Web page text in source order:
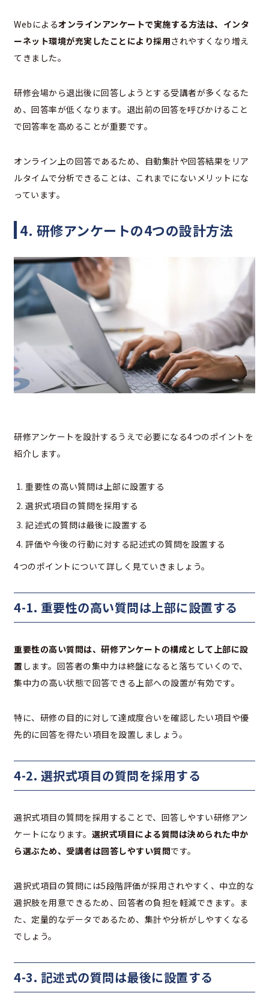
Webによるオンラインアンケートで実施する方法は、インタ
ーネット環境が充実したことにより採用されやすくなり増え
てきました。
研修会場から退出後に回答しようとする受講者が多くなるた
め、回答率が低くなります。退出前の回答を呼びかけること
で回答率を高めることが重要です。
オンライン上の回答であるため、自動集計や回答結果をリア
ルタイムで分析できることは、これまでにないメリットにな
っています。
4. 研修アンケートの4つの設計方法
研修アンケートを設計するうえで必要になる4つのポイントを
紹介します。
重要性の高い質問は上部に設置する
選択式項目の質問を採用する
記述式の質問は最後に設置する
評価や今後の行動に対する記述式の質問を設置する
4つのポイントについて詳しく見ていきましょう。
4-1. 重要性の高い質問は上部に設置する
重要性の高い質問は、研修アンケートの構成として上部に設
置 します。回答者の集中力は終盤になると落ちていくので、
集中力の高い状態で回答できる上部への設置が有効です。
特に、研修の目的に対して達成度合いを確認したい項目や優
先的に回答を得たい項目を設置しましょう。
4-2. 選択式項目の質問を採用する
選択式項目の質問を採用することで、回答しやすい研修アン
ケートになります。 選択式項目による質問は決められた中か
ら選ぶため、受講者は回答しやすい質問です。
選択式項目の質問には5段階評価が採用されやすく、中立的な
選択肢を用意できるため、回答者の負担を軽減できます。ま
た、定量的なデータであるため、集計や分析がしやすくなる
でしょう。
4-3. 記述式の質問は最後に設置する